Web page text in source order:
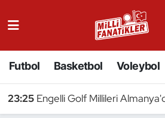
Futbol Basketbol Voleybol
23:25 Engelli Golf Millileri Almanya'da
Badminton